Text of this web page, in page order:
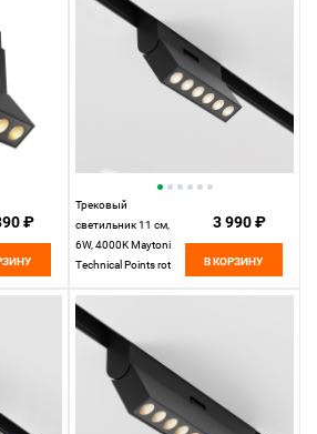
₽
Трековый
светильник 11 см,
6W, 4000K Maytoni
Technical Points rot
6W4K-B черный
3 990 ₽
В КОРЗИНУ